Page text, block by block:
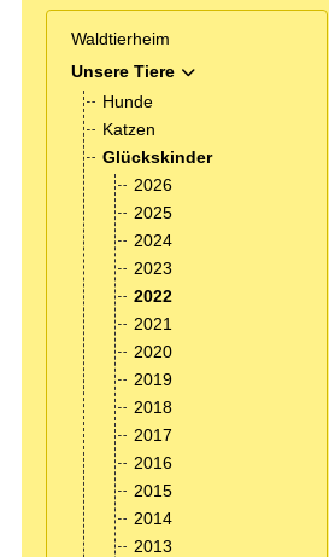
Waldtierheim
Unsere Tiere
Hunde
Katzen
Glückskinder
2026
2025
2024
2023
2022
2021
2020
2019
2018
2017
2016
2015
2014
2013